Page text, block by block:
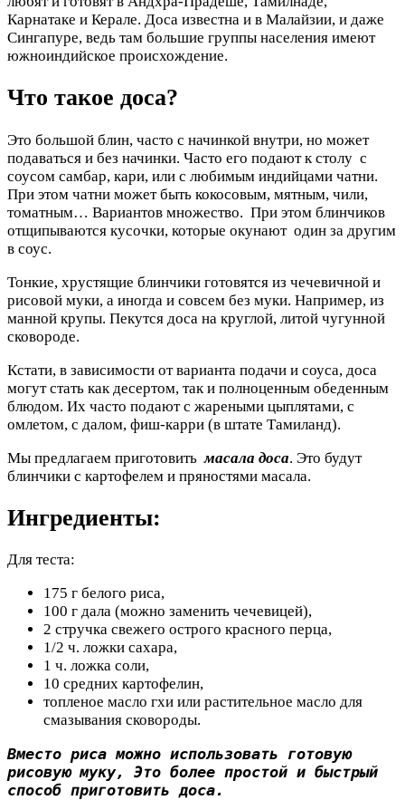
Карнатаке и Керале. Доса известна и в Малайзии, и даже
Сингапуре, ведь там большие группы населения имеют
южноиндийское происхождение.
Что такое доса?
Это большой блин, часто с начинкой внутри, но может
подаваться и без начинки. Часто его подают к столу с
соусом самбар, кари, или с любимым индийцами чатни.
При этом чатни может быть кокосовым, мятным, чили,
томатным… Вариантов множество. При этом блинчиков
отщипываются кусочки, которые окунают один за другим
в соус.
Тонкие, хрустящие блинчики готовятся из чечевичной и
рисовой муки, а иногда и совсем без муки. Например, из
манной крупы. Пекутся доса на круглой, литой чугунной
сковороде.
Кстати, в зависимости от варианта подачи и соуса, доса
могут стать как десертом, так и полноценным обеденным
блюдом. Их часто подают с жареными цыплятами, с
омлетом, с далом, фиш-карри (в штате Тамиланд).
Мы предлагаем приготовитьмасала доса. Это будут
блинчики с картофелем и пряностями масала.
Ингредиенты:
Для теста:
175 г белого риса,
100 г дала (можно заменить чечевицей),
2 стручка свежего острого красного перца,
1/2 ч. ложки сахара,
1 ч. ложка соли,
10 средних картофелин,
топленое масло гхи или растительное масло для
смазывания сковороды.
Вместо риса можно использовать готовую
рисовую муку, Это более простой и быстрый
способ приготовить доса.